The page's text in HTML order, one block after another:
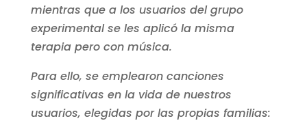
mientras que a los usuarios del grupo
experimental se les aplicó la misma
terapia pero con música.
Para ello, se emplearon canciones
significativas en la vida de nuestros
usuarios, elegidas por las propias familias: